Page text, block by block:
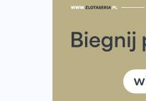
Co ma dużo białka?
Rozbiegany Olsztyn
Już w tę sobotę 35. Bieg